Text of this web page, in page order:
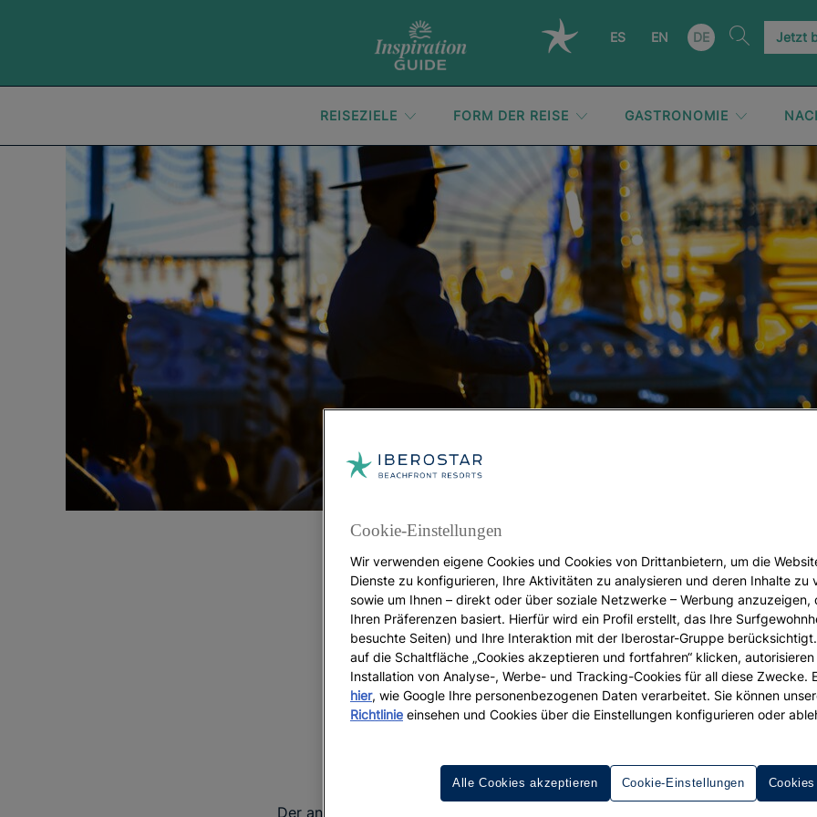
ES EN DE Jetzt
REISEZIELE FORM DER REISE GASTRONOMIE
REISEZIELE
Sommerfeste
Andalusien von Fest
Fest
Der andalusische Sommer ist Strand, Sonne und Fächer. Aber er bedeutet
Cookie-Einstellungen
Wir verwenden eigene Cookies und Cookies von Drittanbietern, um die
Dienste zu konfigurieren, Ihre Aktivitäten zu analysieren und deren Inhalte zu
sowie um Ihnen – direkt oder über soziale Netzwerke – Werbung anzuzeigen,
Ihren Präferenzen basiert. Hierfür wird ein Profil erstellt, das Ihre
besuchte Seiten) und Ihre Interaktion mit der Iberostar-Gruppe berücksichtigt.
auf die Schaltfläche „Cookies akzeptieren und fortfahren“ klicken, autorisieren
Installation von Analyse-, Werbe- und Tracking-Cookies für all diese Zwecke.
hier, wie Google Ihre personenbezogenen Daten verarbeitet. Sie können
Richtlinie einsehen und Cookies über die Einstellungen konfigurieren oder
Cookie-Einstellungen
Alle Cookies akzeptieren